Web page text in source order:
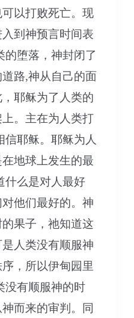
以打败死亡。现
到神预言时间表
的堕落，神封闭了
路,神从自己的面
耶稣为了人类的
。主在为人类打
信耶稣。耶稣为人
地球上发生的最
什么是对人最好
他们最好的。神
果子，祂知道这
人类没有顺服神
，所以伊甸园里
没有顺服神的时
而来的审判。同